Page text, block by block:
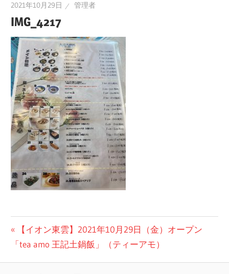
2021年10月29日 管理者
IMG_4217
投
稿
前
の
【イオン東雲】2021年10月29日（金）オープン
「tea amo 王記土鍋飯」（ティーアモ）